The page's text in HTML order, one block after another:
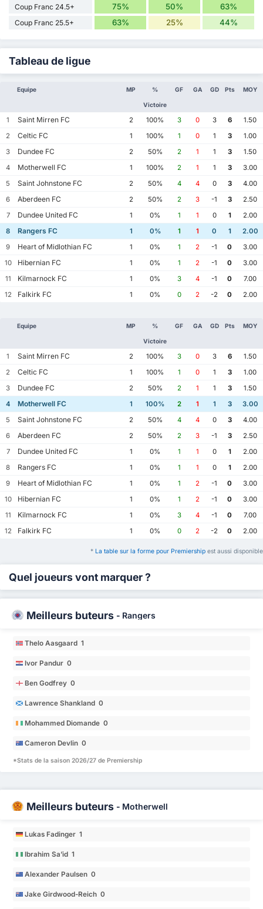
Coup Franc 24.5+ 75% 50% 63%
Coup Franc 25.5+ 63% 25% 44%
Tableau de ligue
Equipe MP %
Victoire
GF GA GD Pts MOY
1 Saint Mirren FC 2 100% 3 0 3 6
1.50
2
Celtic FC 1 100% 1 0 1 3
1.00
3
Dundee FC 2 50% 2 1 1 3
1.50
4
Motherwell FC 1 100% 2 1 1 3
3.00
5
Saint Johnstone FC 2 50% 4 4 0 3
4.00
6
Aberdeen FC 2 50% 2 3 -1 3
2.50
7
Dundee United FC 1 0% 1 1 0 1
2.00
8
Rangers FC 1 0% 1 1 0 1
2.00
9
Heart of Midlothian FC 1 0% 1 2 -1 0
3.00
10
Hibernian FC 1 0% 1 2 -1 0
3.00
11
Kilmarnock FC 1 0% 3 4 -1 0
7.00
12
Falkirk FC 1 0% 0 2 -2 0 2.00
Equipe MP %
Victoire
GF GA GD Pts MOY
1 Saint Mirren FC 2 100% 3 0 3 6
1.50
2
Celtic FC 1 100% 1 0 1 3
1.00
3
Dundee FC 2 50% 2 1 1 3
1.50
4
Motherwell FC 1 100% 2 1 1 3
3.00
5
Saint Johnstone FC 2 50% 4 4 0 3
4.00
6
Aberdeen FC 2 50% 2 3 -1 3
2.50
7
Dundee United FC 1 0% 1 1 0 1
2.00
8
Rangers FC 1 0% 1 1 0 1
2.00
9
Heart of Midlothian FC 1 0% 1 2 -1 0
3.00
10
Hibernian FC 1 0% 1 2 -1 0
3.00
11
Kilmarnock FC 1 0% 3 4 -1 0
7.00
12
Falkirk FC 1 0% 0 2 -2 0 2.00
* La table sur la forme pour Premiership est aussi disponible
Quel joueurs vont marquer ?
Meilleurs buteurs - Rangers
Thelo Aasgaard 1
Ivor Pandur 0
Ben Godfrey 0
Lawrence Shankland 0
Mohammed Diomande 0
Cameron Devlin 0
*Stats de la saison 2026/27 de Premiership
Meilleurs buteurs - Motherwell
Lukas Fadinger 1
Ibrahim Sa’id 1
Alexander Paulsen 0
Jake Girdwood-Reich 0